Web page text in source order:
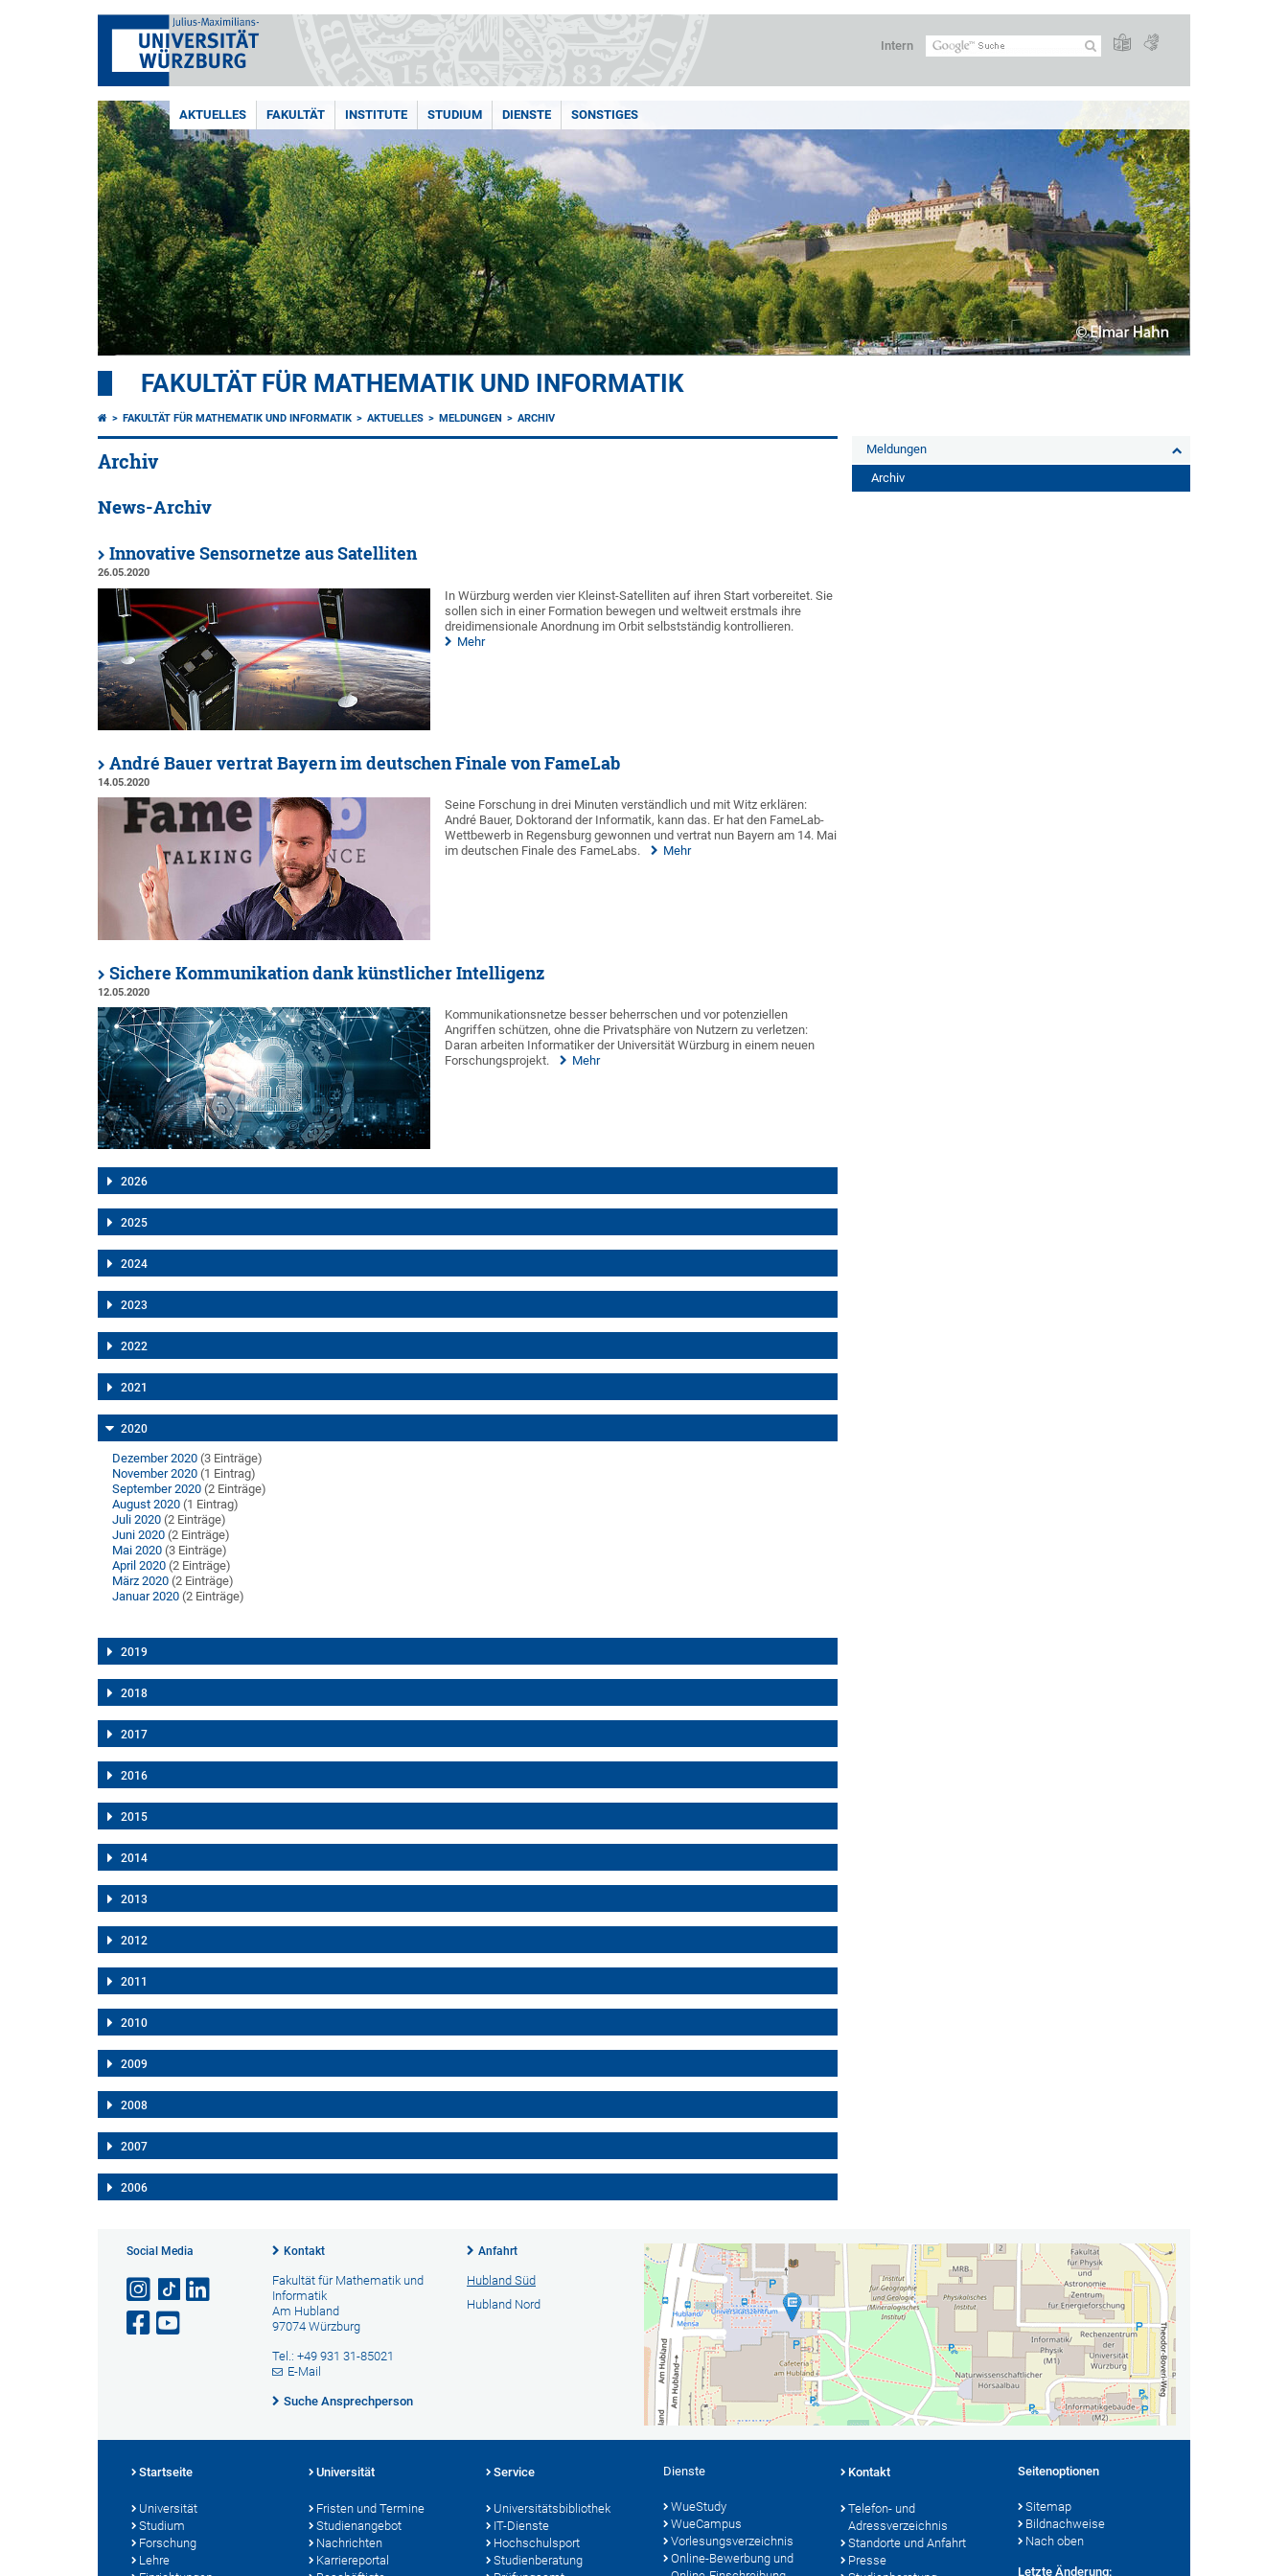
Intern
AKTUELLES FAKULTÄT INSTITUTE STUDIUM DIENSTE SONSTIGES
FAKULTÄT FÜR MATHEMATIK UND INFORMATIK
FAKULTÄT FÜR MATHEMATIK UND INFORMATIK AKTUELLES MELDUNGEN ARCHIV
Archiv
News-Archiv
Innovative Sensornetze aus Satelliten
26.05.2020
In Würzburg werden vier Kleinst-Satelliten auf ihren Start vorbereitet. Sie
sollen sich in einer Formation bewegen und weltweit erstmals ihre
dreidimensionale Anordnung im Orbit selbstständig kontrollieren.
Mehr
André Bauer vertrat Bayern im deutschen Finale von FameLab
14.05.2020
Seine Forschung in drei Minuten verständlich und mit Witz erklären:
André Bauer, Doktorand der Informatik, kann das. Er hat den FameLab-
Wettbewerb in Regensburg gewonnen und vertrat nun Bayern am 14. Mai
im deutschen Finale des FameLabs.
Mehr
Sichere Kommunikation dank künstlicher Intelligenz
12.05.2020
Kommunikationsnetze besser beherrschen und vor potenziellen
Angriffen schützen, ohne die Privatsphäre von Nutzern zu verletzen:
Daran arbeiten Informatiker der Universität Würzburg in einem neuen
Forschungsprojekt.
Mehr
2026
2025
2024
2023
2022
2021
2020
Dezember 2020 (3 Einträge)
November 2020 (1 Eintrag)
September 2020 (2 Einträge)
August 2020 (1 Eintrag)
Juli 2020 (2 Einträge)
Juni 2020 (2 Einträge)
Mai 2020 (3 Einträge)
April 2020 (2 Einträge)
März 2020 (2 Einträge)
Januar 2020 (2 Einträge)
2019
2018
2017
2016
2015
2014
2013
2012
2011
2010
2009
2008
2007
2006
Meldungen
Archiv
Social Media Kontakt
Fakultät für Mathematik und
Informatik
Am Hubland
97074 Würzburg
Tel.: +49 931 31-85021
E-Mail
Suche Ansprechperson
Anfahrt
Hubland Süd
Hubland Nord
Startseite
Universität
Studium
Forschung
Lehre
Universität
Fristen und Termine
Studienangebot
Nachrichten
Karriereportal
Service
Universitätsbibliothek
IT-Dienste
Hochschulsport
Studienberatung
Dienste
WueStudy
WueCampus
Vorlesungsverzeichnis
Online-Bewerbung und
Kontakt
Telefon- und
Adressverzeichnis
Standorte und Anfahrt
Presse
Seitenoptionen
Sitemap
Bildnachweise
Nach oben
Letzte Änderung: